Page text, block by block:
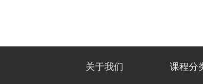
关于我们 课程分